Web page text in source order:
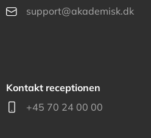
support@akademisk.dk
Kontakt receptionen
+45 70 24 00 00